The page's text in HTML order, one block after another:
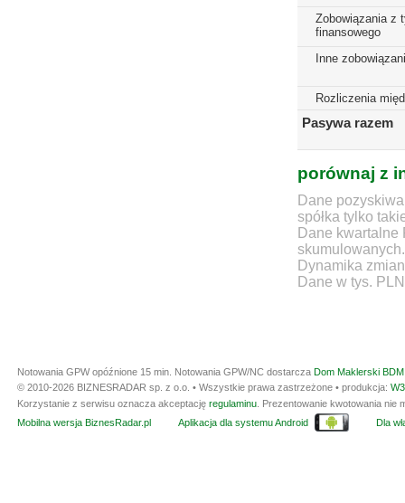
Zobowiązania z
finansowego
Inne
Rozliczenia
Pasywa razem
porównaj z
Dane
spółka tylko
Dane
skumulowanych.
Dynamika
Dane w tys. PLN
Notowania GPW opóźnione 15 min. Notowania GPW/NC dostarcza Dom Maklerski
© 2010-2026 BIZNESRADAR sp. z o.o. • Wszystkie prawa zastrzeżone • produkcja:
Korzystanie z serwisu oznacza akceptację regulaminu . Prezentowanie kwotowania
Mobilna wersja BiznesRadar.pl
Aplikacja dla systemu Android Dla